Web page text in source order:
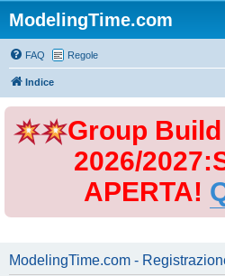
ModelingTime.com
FAQ Regole
Indice
Group
2026/
APERTA!
ModelingTime.com -